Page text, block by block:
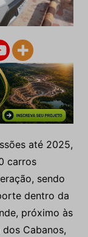
até 2025,
carros
sendo
dentro da
próximo às
Cabanos,